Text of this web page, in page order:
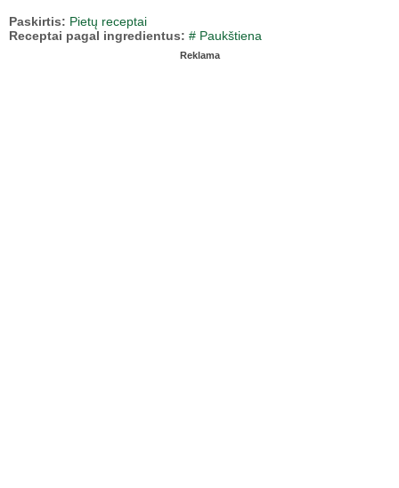
Paskirtis: Pietų receptai
Receptai pagal ingredientus: # Paukštiena
Reklama